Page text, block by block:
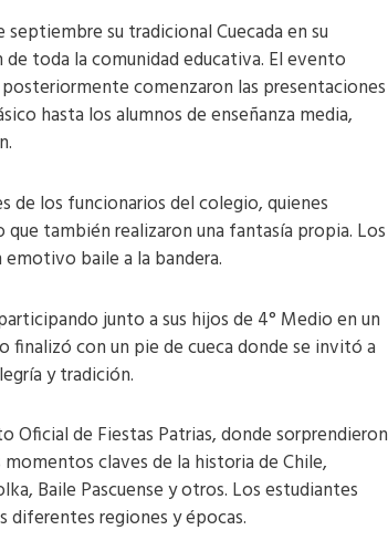
su tradicional Cuecada en su
toda la comunidad educativa. El evento
comenzaron las presentaciones
hasta los alumnos de enseñanza media,
de los funcionarios del colegio, quienes
también realizaron una fantasía propia. Los
baile a la bandera.
junto a sus hijos de 4° Medio en un
con un pie de cueca donde se invitó a
y tradición.
Oficial de Fiestas Patrias, donde sorprendieron
claves de la historia de Chile,
Baile Pascuense y otros. Los estudiantes
diferentes regiones y épocas.